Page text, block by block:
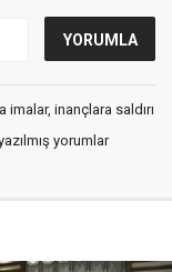
inançlara saldırı
yorumlar